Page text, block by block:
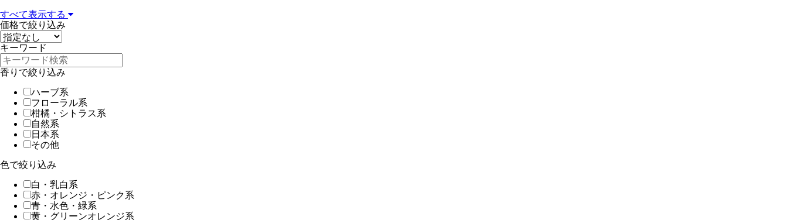
すべて表示する
価格で絞り込み
キーワード
香りで絞り込み
ハーブ系
フローラル系
柑橘・シトラス系
自然系
日本系
その他
色で絞り込み
白・乳白系
赤・オレンジ・ピンク系
青・水色・緑系
黄・グリーンオレンジ系